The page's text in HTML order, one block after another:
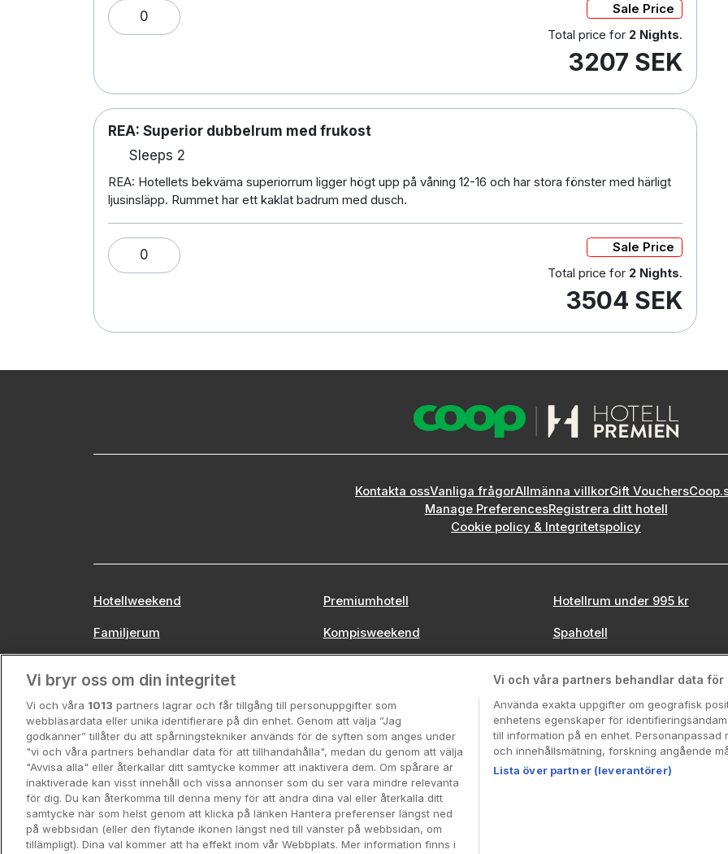
0
Sale Price
Total price for 2 Nights.
3207 SEK
REA: Superior dubbelrum med frukost
Sleeps 2
REA: Hotellets bekväma superiorrum ligger högt upp på våning 12-16 och har stora fönster med härligt
ljusinsläpp. Rummet har ett kaklat badrum med dusch.
0
Sale Price
Total price for 2 Nights.
3504 SEK
Kontakta ossVanliga frågorAllmänna villkorGift Vouchers
Manage PreferencesRegistrera ditt hotell
Cookie policy & Integritetspolicy
Hotellweekend
Familjerum
Premiumhotell
Kompisweekend
Hotellrum under 995 kr
Spahotell
Booking Enquiries:info@hotellpremien.se
Hotellsupport: scandinavian@digibreaks.com
Hotellpremien.se av en del av Coop Sverige. Coop Sverige 171 88 Solna, Telefon: 010-
Läs mer om Coops Partnererbjudande:
Vi bryr oss om din integritet
Vi och våra 1013 partners lagrar och får tillgång till personuppgifter som
webbläsardata eller unika identifierare på din enhet. Genom att välja ”Jag
godkänner” tillåter du att spårningstekniker används för de syften som anges under
"vi och våra partners behandlar data för att tillhandahålla", medan du genom att välja
"Avvisa alla" eller återkallar ditt samtycke kommer att inaktivera dem. Om spårare är
inaktiverade kan visst innehåll och vissa annonser som du ser vara mindre relevanta
för dig. Du kan återkomma till denna meny för att ändra dina val eller återkalla ditt
samtycke när som helst genom att klicka på länken Hantera preferenser längst ned
på webbsidan (eller den flytande ikonen längst ned till vänster på webbsidan, om
tillämpligt). Dina val kommer att ha effekt inom vår Webbplats. Mer information finns i
Vi och våra partners behandlar data
Använda exakta uppgifter om geografisk
enhetens egenskaper för
till information på en enhet. Personanpassad
och innehållsmätning, forskning angående
Lista över partner (leverantörer)